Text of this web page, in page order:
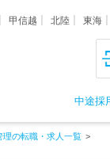
甲信越 北陸 東海
中途採
理の転職・求人一覧